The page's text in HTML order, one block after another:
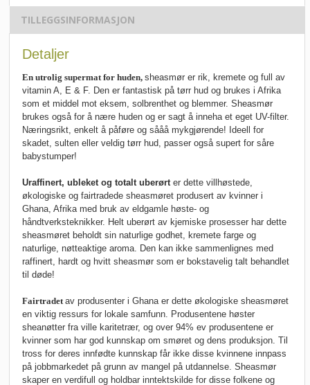
TILLEGGSINFORMASJON
Detaljer
En utrolig supermat for huden, sheasmør er rik, kremete og full av
vitamin A, E & F. Den er fantastisk på tørr hud og brukes i Afrika
som et middel mot eksem, solbrenthet og blemmer. Sheasmør
brukes også for å nære huden og er sagt å inneha et eget UV-filter.
Næringsrikt, enkelt å påføre og sååå mykgjørende! Ideell for
skadet, sulten eller veldig tørr hud, passer også supert for såre
babystumper!
Uraffinert, ubleket og totalt uberørter dette villhøstede,
økologiske og fairtradede sheasmøret produsert av kvinner i
Ghana, Afrika med bruk av eldgamle høste- og
håndtverksteknikker. Helt uberørt av kjemiske prosesser har dette
sheasmøret beholdt sin naturlige godhet, kremete farge og
naturlige, nøtteaktige aroma. Den kan ikke sammenlignes med
raffinert, hardt og hvitt sheasmør som er bokstavelig talt behandlet
til døde!
Fairtradetav produsenter i Ghana er dette økologiske sheasmøret
en viktig ressurs for lokale samfunn. Produsentene høster
sheanøtter fra ville karitetrær, og over 94% ev produsentene er
kvinner som har god kunnskap om smøret og dens produksjon. Til
tross for deres innfødte kunnskap får ikke disse kvinnene innpass
på jobbmarkedet på grunn av mangel på utdannelse. Sheasmør
skaper en verdifull og holdbar inntektskilde for disse folkene og